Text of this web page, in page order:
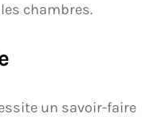
chambres.
un savoir-faire